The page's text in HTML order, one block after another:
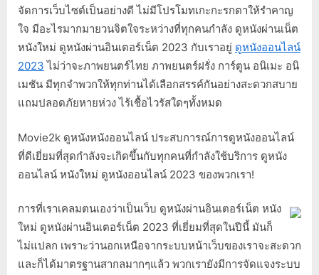
จัดการเว็บไซต์เป็นอย่างดี ไม่มีโปรโมทเกะกะรกตาให้รำคาญ
ใจ มีอะไรมากมายวนจิตใจระหว่างที่ทุกคนกำลัง ดูหนังผ่านเน็ต
หนังใหม่ ดูหนังผ่านอินเตอร์เน็ต 2023 กับเราอยู่ ดูหนังออนไลน์
2023 ไม่ว่าจะภาพยนตร์ไทย ภาพยนตร์ฝรั่ง การ์ตูน อนิเมะ อนิ
เมชัน มีทุกจำพวกให้ทุกท่านได้เลือกสรรค์กันอย่างสะดวกสบาย
แถมปลอดภัยหายห่วง ไร้เชื้อไวรัสใดๆทั้งหมด
Movie2k ดูหนังหนังออนไลน์ ประสบการณ์การดูหนังออนไลน์
ที่ดีเยี่ยมที่สุดกำลังจะเกิดขึ้นกับทุกคนที่กำลังใช้บริการ ดูหนัง
ออนไลน์ หนังใหม่ ดูหนังออนไลน์ 2023 ของพวกเรา!
การที่เราเคลมตนเองว่าเป็นเว็บ ดูหนังผ่านอินเตอร์เน็ต หนัง
ใหม่ ดูหนังผ่านอินเตอร์เน็ต 2023 ที่เยี่ยมที่สุดในปีนี้ มันก็
ไม่แปลก เพราะว่านอกเหนือจากระบบหน้าเว็บของเราจะสะดวก
และก็ได้มาตรฐานสากลมากๆแล้ว พวกเรายังมีการจัดแจงระบบ